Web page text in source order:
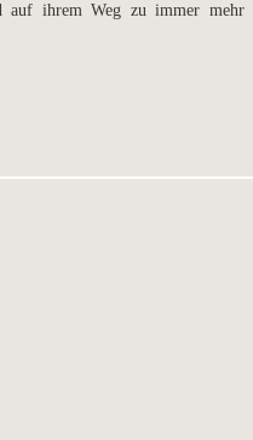
auf ihrem Weg zu immer mehr